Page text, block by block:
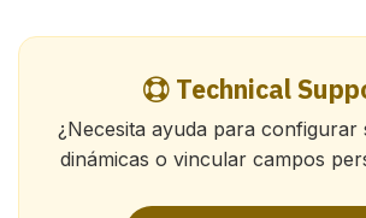
Technical
¿Necesita ayuda para configurar
dinámicas o vincular campos